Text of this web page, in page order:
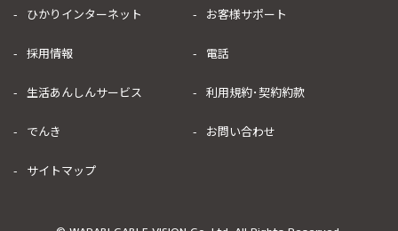
ひかりインターネット お客様サポート
採用情報 電話
生活あんしんサービス 利用規約･契約約款
でんき お問い合わせ
サイトマップ